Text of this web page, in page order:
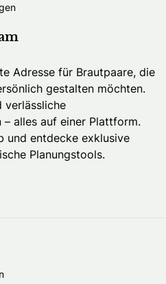
Adresse für Brautpaare, die
gestalten möchten.
verlässliche
alles auf einer Plattform.
und entdecke exklusive
Planungstools.